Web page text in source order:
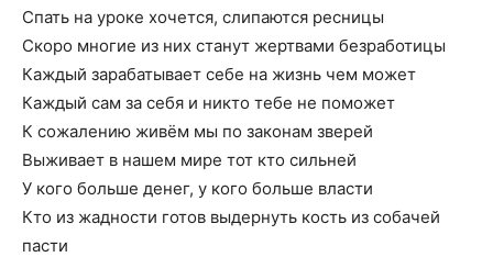
Спать на уроке хочется, слипаются ресницы
Скоро многие из них станут жертвами безработицы
Каждый зарабатывает себе на жизнь чем может
Каждый сам за себя и никто тебе не поможет
К сожалению живём мы по законам зверей
Выживает в нашем мире тот кто сильней
У кого больше денег, у кого больше власти
Кто из жадности готов выдернуть кость из собачей
пасти